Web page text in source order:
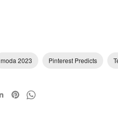
moda 2023 Pinterest Predicts